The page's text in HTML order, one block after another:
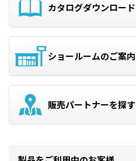
カタログダウンロード
ショールームのご案内
販売パートナーを探す